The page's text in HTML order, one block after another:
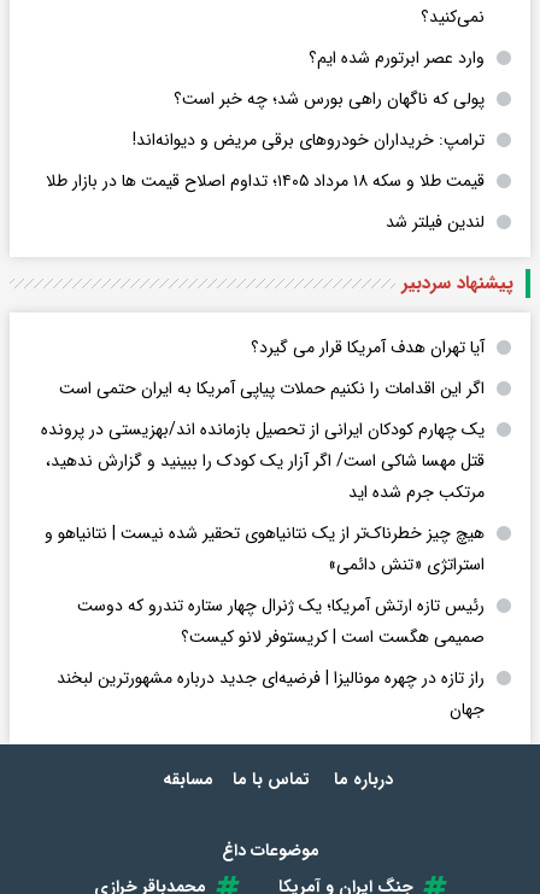
نمی‌کنید؟
وارد عصر ابرتورم شده ایم؟
پولی که ناگهان راهی بورس شد؛ چه خبر است؟
ترامپ: خریداران خودروهای برقی مریض و دیوانه‌اند!
قیمت طلا و سکه ۱۸ مرداد ۱۴۰۵؛ تداوم اصلاح قیمت ها در بازار طلا
لندین فیلتر شد
پیشنهاد سردبیر
آیا تهران هدف آمریکا قرار می گیرد؟
اگر این اقدامات را نکنیم حملات پیاپی آمریکا به ایران حتمی است
یک چهارم کودکان ایرانی از تحصیل بازمانده اند/بهزیستی در پرونده
قتل مهسا شاکی است/ اگر آزار یک کودک را ببینید و گزارش ندهید،
مرتکب جرم شده اید
هیچ چیز خطرناک‌تر از یک نتانیاهوی تحقیر شده نیست | نتانیاهو و
استراتژی «تنش دائمی»
رئیس تازه ارتش آمریکا؛ یک ژنرال چهار ستاره تندرو که دوست
صمیمی هگست است | کریستوفر لانو کیست؟
راز تازه در چهره مونالیزا | فرضیه‌ای جدید درباره مشهورترین لبخند
جهان
درباره ما تماس با ما مسابقه
موضوعات داغ
جنگ ایران و آمریکا
محمدباقر خرازی